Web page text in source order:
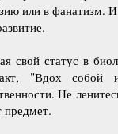
или в фанатизм.
свой статус в
"Вдох собой
Не
предмет.